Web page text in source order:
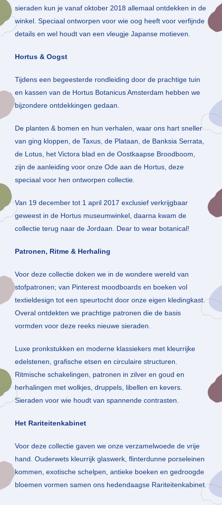
sieraden kun je vanaf oktober 2018 allemaal ontdekken in de
winkel. Speciaal ontworpen voor wie oog heeft voor verfijnde
details en wel houdt van een vleugje Japanse motieven.
Hortus & Oogst
Tijdens een begeesterde rondleiding door de prachtige tuin
en kassen van de Hortus Botanicus Amsterdam hebben we
bijzondere ontdekkingen gedaan.
De planten & bomen en hun verhalen, waar ons hart sneller
van ging kloppen, de Taxus, de Plataan, de Banksia Serrata,
de Lotus, het Victora blad en de Oostkaapse Broodboom,
zijn de aanleiding voor onze Ode aan de Hortus, deze
speciaal voor hen ontworpen collectie.
Van 19 december tot 1 april 2017 exclusief verkrijgbaar
geweest in de Hortus museumwinkel, daarna kwam de
collectie terug naar de Jordaan. Dear to wear botanical!
Patronen, Ritme & Herhaling
Voor deze collectie doken we in de wondere wereld van
stofpatronen; van Pinterest moodboards en boeken vol
textieldesign tot een speurtocht door onze eigen kledingkast.
Overal ontdekten we prachtige patronen die de basis
vormden voor deze reeks nieuwe sieraden.
Luxe pronkstukken en moderne klassiekers met kleurrijke
edelstenen, grafische etsen en circulaire structuren.
Ritmische schakelingen, patronen in zilver en goud en
herhalingen met wolkjes, druppels, libellen en kevers.
Sieraden voor wie houdt van spannende contrasten.
Het Rariteitenkabinet
Voor deze collectie gaven we onze verzamelwoede de vrije
hand. Ouderwets kleurrijk glaswerk, flinterdunne porseleinen
kommen, exotische schelpen, antieke boeken en gedroogde
bloemen vormen samen ons hedendaagse Rariteitenkabinet.